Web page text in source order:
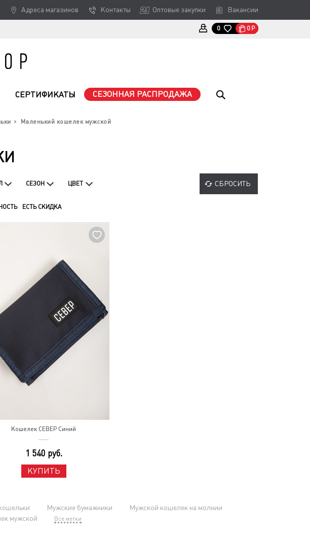
Адреса магазинов Контакты Оптовые закупки Вакансии
0 0 Р
СЕРТИФИКАТЫ СЕЗОННАЯ РАСПРОДАЖА
Маленький кошелек мужской
СЕЗОН ЦВЕТ СБРОСИТЬ
ЕСТЬ СКИДКА
Кошелек СЕВЕР Синий
1 540 руб.
КУПИТЬ
Мужские бумажники
Мужской кошелек на молнии
мужской Все метки